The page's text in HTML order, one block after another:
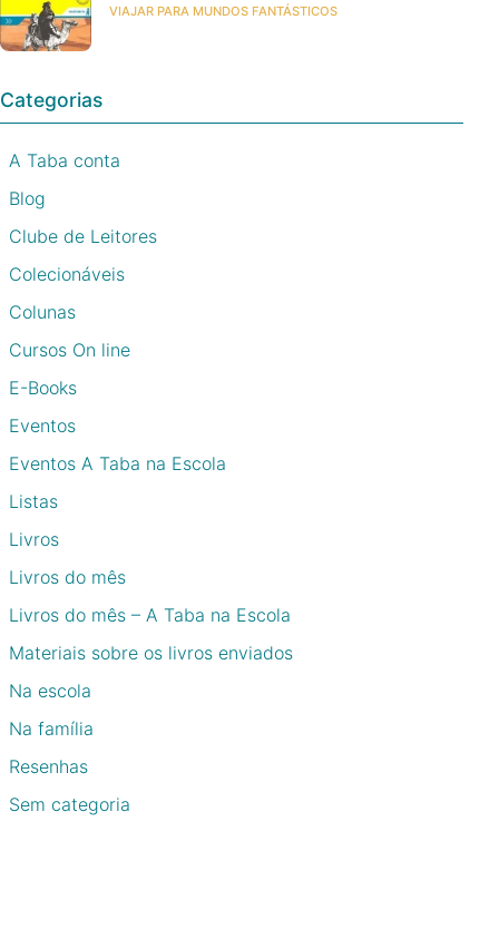
VIAJAR PARA MUNDOS FANTÁSTICOS
Categorias
A Taba conta
Blog
Clube de Leitores
Colecionáveis
Colunas
Cursos On line
E-Books
Eventos
Eventos A Taba na Escola
Listas
Livros
Livros do mês
Livros do mês – A Taba na Escola
Materiais sobre os livros enviados
Na escola
Na família
Resenhas
Sem categoria